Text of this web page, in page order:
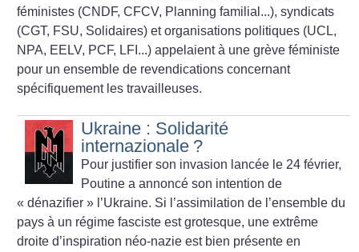
féministes (CNDF, CFCV, Planning familial...), syndicats
(CGT, FSU, Solidaires) et organisations politiques (UCL,
NPA, EELV, PCF, LFI...) appelaient à une grève féministe
pour un ensemble de revendications concernant
spécifiquement les travailleuses.
Ukraine : Solidarité
internazionale ?
Pour justifier son invasion lancée le 24 février,
Poutine a annoncé son intention de
« dénazifier » l’Ukraine. Si l’assimilation de l’ensemble du
pays à un régime fasciste est grotesque, une extrême
droite d’inspiration néo-nazie est bien présente en